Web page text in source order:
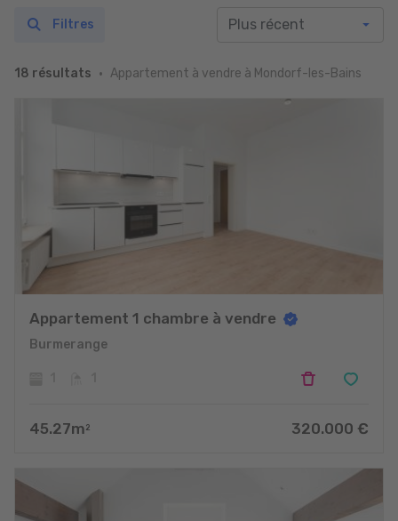
18 résultats Appartement à vendre à Mondorf-les-Bains
Filtres
Appartement 1 chambre à vendre
Burmerange
45.27m 2 320.000 €